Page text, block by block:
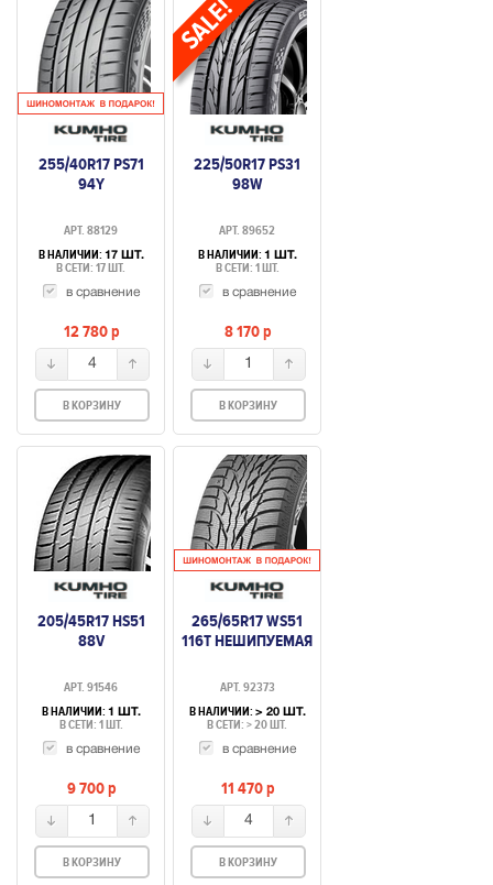
255/40R17 PS71
94Y
АРТ. 88129
В НАЛИЧИИ: 17 ШТ.
В СЕТИ: 17 ШТ.
в сравнение
12 780p
4
В КОРЗИНУ
225/50R17 PS31
98W
АРТ. 89652
В НАЛИЧИИ: 1 ШТ.
В СЕТИ: 1 ШТ.
в сравнение
8 170p
1
В КОРЗИНУ
205/45R17 HS51
88V
АРТ. 91546
В НАЛИЧИИ: 1 ШТ.
В СЕТИ: 1 ШТ.
в сравнение
9 700p
1
В КОРЗИНУ
265/65R17 WS51
116T НЕШИПУЕМАЯ
АРТ. 92373
В НАЛИЧИИ: > 20 ШТ.
В СЕТИ: > 20 ШТ.
в сравнение
11 470p
4
В КОРЗИНУ